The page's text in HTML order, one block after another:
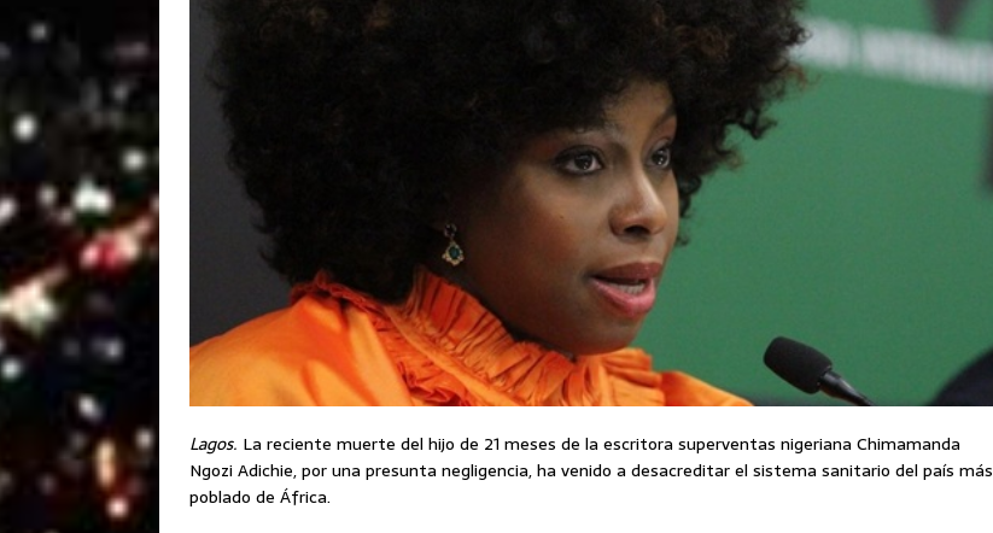
Lagos. La reciente muerte del hijo de 21 meses de la escritora superventas nigeriana Chimamanda
Ngozi Adichie, por una presunta negligencia, ha venido a desacreditar el sistema sanitario del país más
poblado de África.